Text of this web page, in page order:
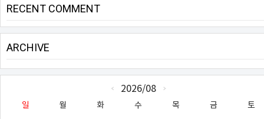
RECENT COMMENT
ARCHIVE
« 2026/08 »
일 월 화 수 목 금 토